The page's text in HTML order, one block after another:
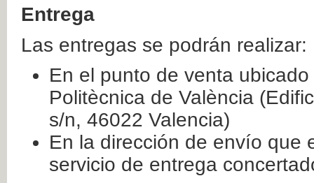
Entrega
Las entregas se podrán realizar:
En el punto de venta
Politècnica de València
s/n, 46022 Valencia)
En la dirección de envío que
servicio de entrega